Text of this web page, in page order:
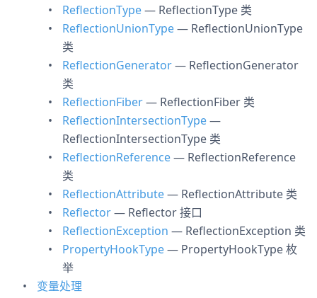
ReflectionType— ReflectionType 类
ReflectionUnionType— ReflectionUnionType
类
ReflectionGenerator— ReflectionGenerator
类
ReflectionFiber— ReflectionFiber 类
ReflectionIntersectionType—
ReflectionIntersectionType 类
ReflectionReference— ReflectionReference
类
ReflectionAttribute— ReflectionAttribute 类
Reflector— Reflector 接口
ReflectionException — ReflectionException 类
PropertyHookType— PropertyHookType 枚
举
变量处理